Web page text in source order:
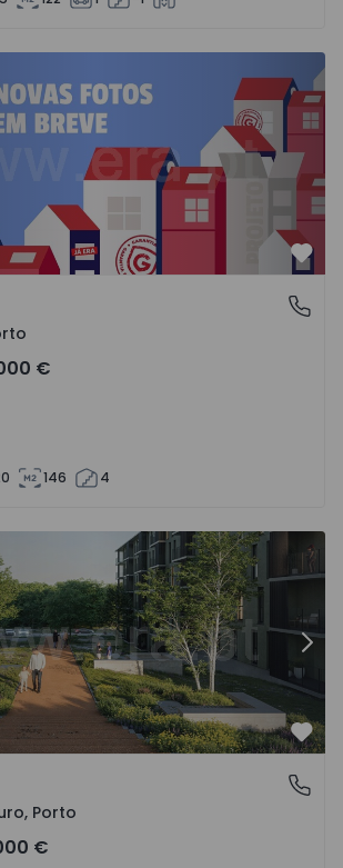
Campanhã - 1575504 - 1
€
146 4
Nova de Gaia, Oliveira do Douro -
Porto
Porto
€